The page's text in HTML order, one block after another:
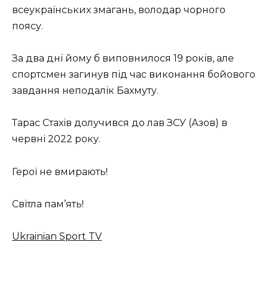
всеукраїнських змагань, володар чорного
поясу.
За два дні йому б виповнилося 19 років, але
спортсмен загинув під час виконання бойового
завдання неподалік Бахмуту.
Тарас Стахів долучився до лав ЗСУ (Азoв) в
червні 2022 року.
Герої не вмирають!
Світла пам’ять!
Ukrainian Sport TV